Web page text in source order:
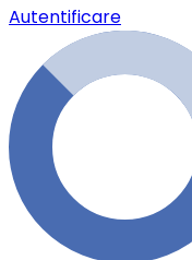
Autentificare